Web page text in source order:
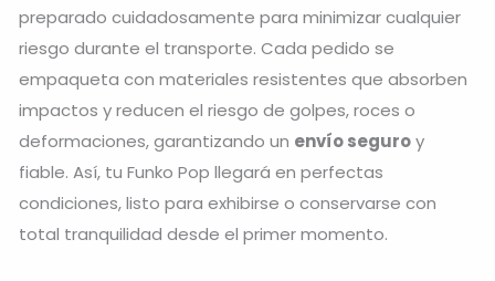
preparado cuidadosamente para minimizar cualquier
riesgo durante el transporte. Cada pedido se
empaqueta con materiales resistentes que absorben
impactos y reducen el riesgo de golpes, roces o
deformaciones, garantizando un envío seguroy
fiable. Así, tu Funko Pop llegará en perfectas
condiciones, listo para exhibirse o conservarse con
total tranquilidad desde el primer momento.